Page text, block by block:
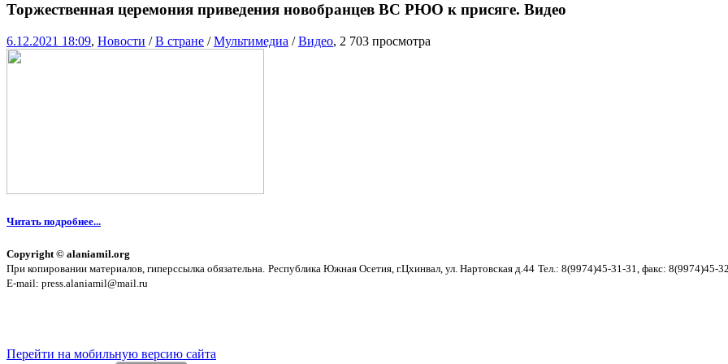
Торжественная церемония приведения новобранцев ВС РЮО к присяге. Видео
6.12.2021 18:09, Новости /В стране /Мультимедиа /Видео, 2 703 просмотра
Читать подробнее...
Copyright © alaniamil.org
При копировании материалов, гиперссылка обязательна. Республика Южная Осетия, г.Цхинвал, ул. Нартовская д.44 Тел.: 8(9974)45-31-31, факс: 8(9974)45-
E-mail: press.alaniamil@mail.ru
Перейти на мобильную версию сайта